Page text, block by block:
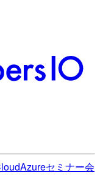
Azureセミナー会